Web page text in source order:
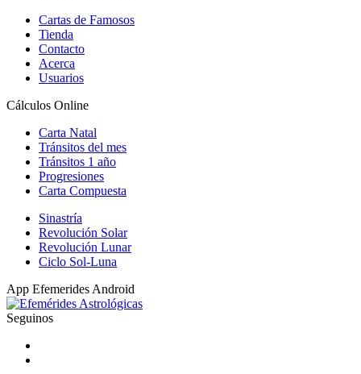
Cartas de Famosos
Tienda
Contacto
Acerca
Usuarios
Cálculos Online
Carta Natal
Tránsitos del mes
Tránsitos 1 año
Progresiones
Carta Compuesta
Sinastría
Revolución Solar
Revolución Lunar
Ciclo Sol-Luna
App Efemerides Android
Seguinos